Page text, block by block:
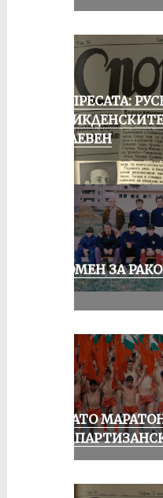
ОТ ПРЕСАТА:
В ПЛЕВЕН
СПОМЕН ЗА
КОГАТО
ОТ